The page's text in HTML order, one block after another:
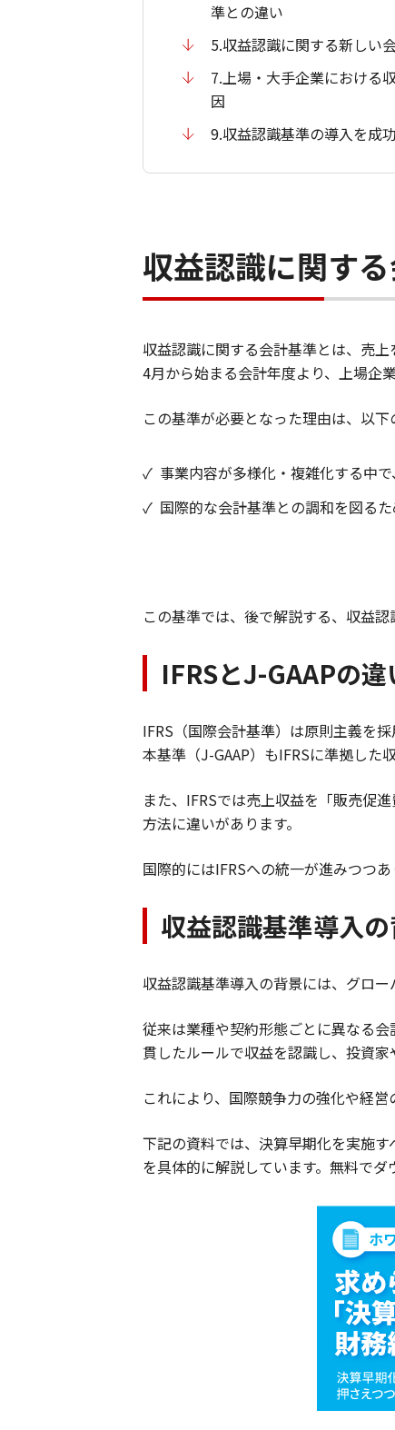
準との違い
5.収益認識に関する新しい
7.上場・大手企業における
因
9.収益認識基準の導入を成
収益認識に関す
収益認識に関する会計基準とは、売
4月から始まる会計年度より、上場企
この基準が必要となった理由は、以下
✓ 事業内容が多様化・複雑化する中
✓ 国際的な会計基準との調和を図るた
この基準では、後で解説する、収益
IFRSとJ-GAAPの
IFRS（国際会計基準）は原則主義を
本基準（J-GAAP）もIFRSに準拠した
また、IFRSでは売上収益を「販売促
方法に違いがあります。
国際的にはIFRSへの統一が進みつつ
収益認識基準導入
収益認識基準導入の背景には、グロ
従来は業種や契約形態ごとに異なる
貫したルールで収益を認識し、投資
これにより、国際競争力の強化や経営
下記の資料では、決算早期化を実施
を具体的に解説しています。無料でダ